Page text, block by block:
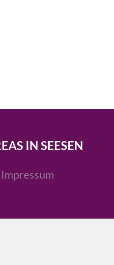
IN SEESEN
Impressum